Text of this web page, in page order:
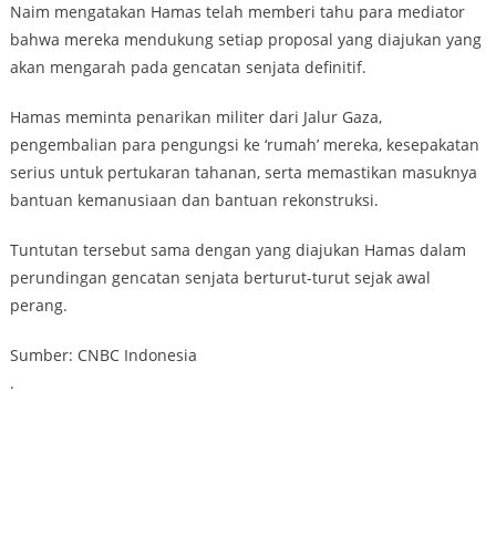
Naim mengatakan Hamas telah memberi tahu para mediator
bahwa mereka mendukung setiap proposal yang diajukan yang
akan mengarah pada gencatan senjata definitif.
Hamas meminta penarikan militer dari Jalur Gaza,
pengembalian para pengungsi ke ‘rumah’ mereka, kesepakatan
serius untuk pertukaran tahanan, serta memastikan masuknya
bantuan kemanusiaan dan bantuan rekonstruksi.
Tuntutan tersebut sama dengan yang diajukan Hamas dalam
perundingan gencatan senjata berturut-turut sejak awal
perang.
Sumber: CNBC Indonesia
.